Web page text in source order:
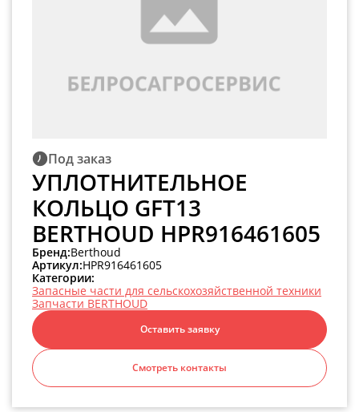
Под заказ
УПЛОТНИТЕЛЬНОЕ
КОЛЬЦО GFT13
BERTHOUD HPR916461605
Бренд:Berthoud
Артикул:HPR916461605
Категории:
Запасные части для сельскохозяйственной техники
Запчасти BERTHOUD
Оставить заявку
Смотреть контакты